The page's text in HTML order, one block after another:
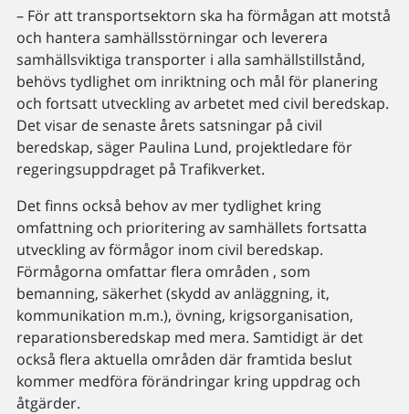
– För att transportsektorn ska ha förmågan att motstå
och hantera samhällsstörningar och leverera
samhällsviktiga transporter i alla samhällstillstånd,
behövs tydlighet om inriktning och mål för planering
och fortsatt utveckling av arbetet med civil beredskap.
Det visar de senaste årets satsningar på civil
beredskap, säger Paulina Lund, projektledare för
regeringsuppdraget på Trafikverket.
Det finns också behov av mer tydlighet kring
omfattning och prioritering av samhällets fortsatta
utveckling av förmågor inom civil beredskap.
Förmågorna omfattar flera områden , som
bemanning, säkerhet (skydd av anläggning, it,
kommunikation m.m.), övning, krigsorganisation,
reparationsberedskap med mera. Samtidigt är det
också flera aktuella områden där framtida beslut
kommer medföra förändringar kring uppdrag och
åtgärder.